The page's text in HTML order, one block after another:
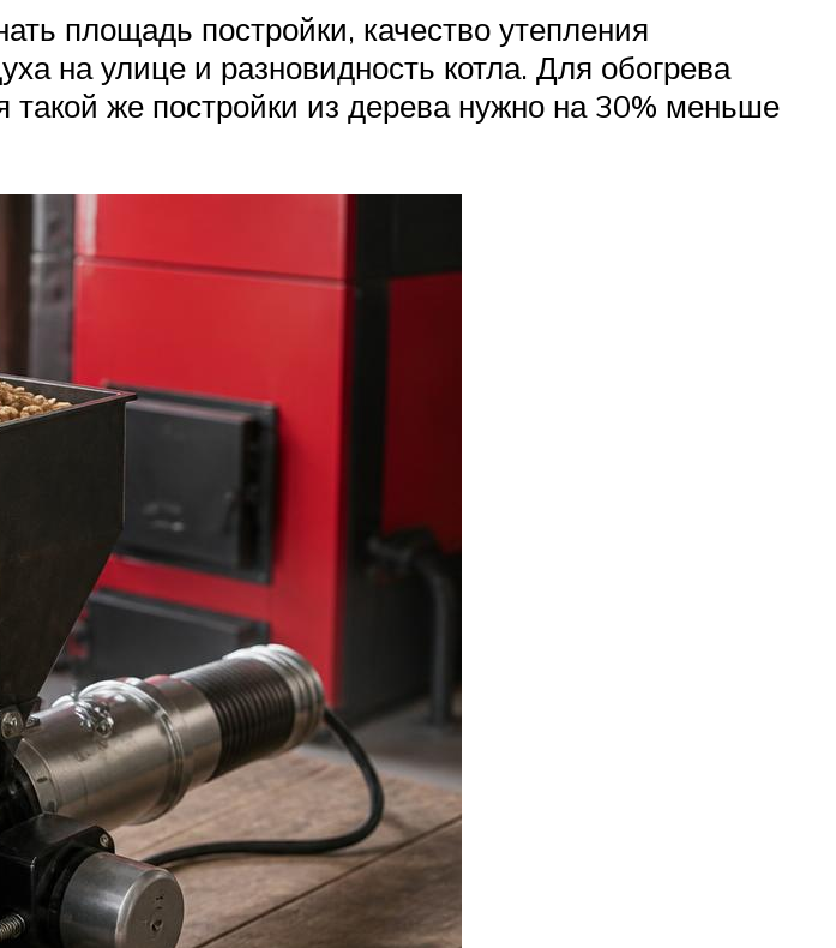
площадь постройки, качество утепления
на улице и разновидность котла. Для обогрева
такой же постройки из дерева нужно на 30% меньше